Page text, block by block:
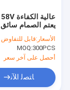
يعتم الصمام سائق
500mA / 700mA
الأسعار:قابل للتفاوض
MOQ:300PCS
أحصل على آخر سعر
ﺎﺘﺼﻟ ﺍﻶﻧ